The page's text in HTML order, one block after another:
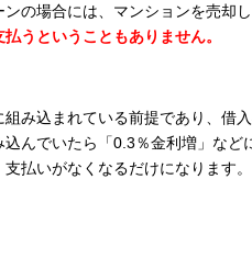
の場合には、マンションを売却
うということもありません。
み込まれている前提であり、借
んでいたら「0.3％金利増」な
払いがなくなるだけになります。